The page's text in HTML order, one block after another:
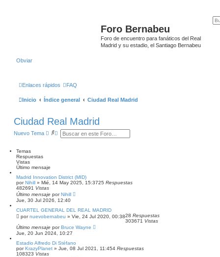
Foro Bernabeu
Foro de encuentro para fanáticos del Real
Madrid y su estadio, el Santiago Bernabeu
Obviar
Enlaces rápidos FAQ
Inicio Índice general Ciudad Real Madrid
Ciudad Real Madrid
Nuevo Tema
B B
a
v
n
z
a
d
a
Temas
Respuestas
Vistas
Último mensaje
Madrid Innovation District (MID)
porNihill » Mié, 14 May 2025, 15:3725 Respuestas
482691 Vistas
Último mensaje porNihill
Jue, 30 Jul 2026, 12:40
CUARTEL GENERAL DEL REAL MADRID
pornuevobernabeu » Vie, 24 Jul 2020, 00:3828 Respuestas
303671 Vistas
Último mensaje porBruce Wayne
Jue, 20 Jun 2024, 10:27
Estadio Alfredo Di Stéfano
porKrazyPlanet » Jue, 08 Jul 2021, 11:454 Respuestas
108323 Vistas